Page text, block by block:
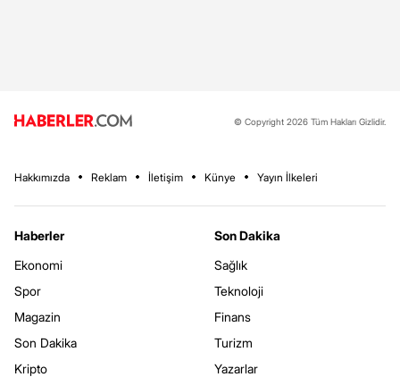
© Copyright 2026 Tüm Hakları Gizlidir.
Hakkımızda Reklam İletişim Künye Yayın İlkeleri
Haberler
Ekonomi
Spor
Magazin
Son Dakika
Kripto
Son Dakika
Sağlık
Teknoloji
Finans
Turizm
Yazarlar